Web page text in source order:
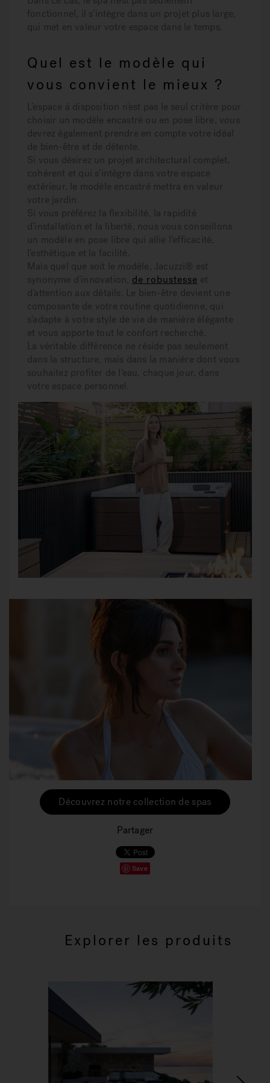
Découvrez notre collection de spas
Partager
Save
fonctionnel, il s’intègre dans un projet plus large,
qui met en valeur votre espace dans le temps.
Quel est le modèle qui
vous convient le mieux ?
L’espace à disposition n'est pas le seul critère pour
choisir un modèle encastré ou en pose libre, vous
devrez également prendre en compte votre idéal
de bien-être et de détente.
Si vous désirez un projet architectural complet,
cohérent et qui s’intègre dans votre espace
extérieur, le modèle encastré mettra en valeur
votre jardin.
Si vous préférez la flexibilité, la rapidité
d’installation et la liberté, nous vous conseillons
un modèle en pose libre qui allie l’efficacité,
l’esthétique et la facilité.
Mais quel que soit le modèle, Jacuzzi® est
synonyme d’innovation, de robustesse et
d’attention aux détails. Le bien-être devient une
composante de votre routine quotidienne, qui
s’adapte à votre style de vie de manière élégante
et vous apporte tout le confort recherché.
La véritable différence ne réside pas seulement
dans la structure, mais dans la manière dont vous
souhaitez profiter de l'eau, chaque jour, dans
votre espace personnel.
Explorer les produits